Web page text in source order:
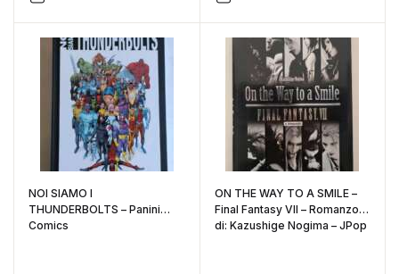
NOI SIAMO I
THUNDERBOLTS – Panini
Comics
ON THE WAY TO A SMILE –
Final Fantasy VII – Romanzo –
di: Kazushige Nogima – JPop